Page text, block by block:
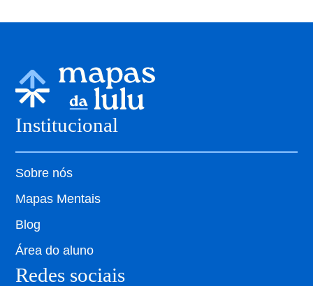
Institucional
Sobre nós
Mapas Mentais
Blog
Área do aluno
Redes sociais